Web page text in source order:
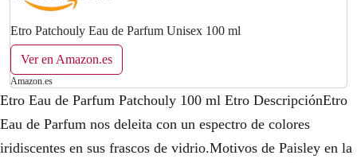
Etro Patchouly Eau de Parfum Unisex 100 ml
Ver en Amazon.es
Amazon.es
Etro Eau de Parfum Patchouly 100 ml Etro DescripciónEtro
Eau de Parfum nos deleita con un espectro de colores
iridiscentes en sus frascos de vidrio.Motivos de Paisley en la